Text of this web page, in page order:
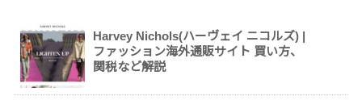
Harvey Nichols(ハーヴェイ ニコルズ) |
ファッション海外通販サイト 買い方、
関税など解説